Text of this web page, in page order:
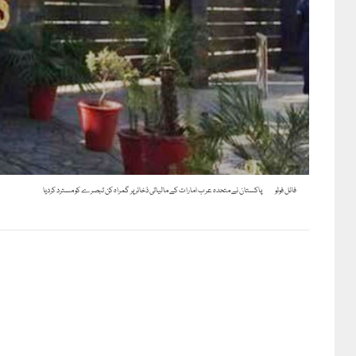
فائل فوٹو پاکستان نے متحدہ عرب امارات کے مالیاتی ذخائر پر گمراہ کن تبصرے کو مسترد کردیا